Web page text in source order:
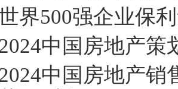
界500强企业保
中国房地产策
中国房地产销